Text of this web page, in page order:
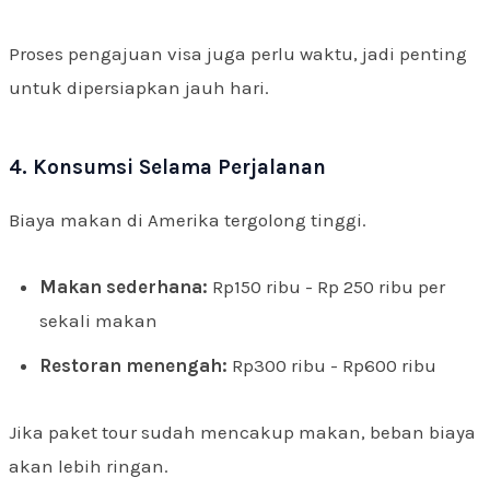
Proses pengajuan visa juga perlu waktu, jadi penting
untuk dipersiapkan jauh hari.
4. Konsumsi Selama Perjalanan
Biaya makan di Amerika tergolong tinggi.
Makan sederhana: Rp150 ribu - Rp 250 ribu per
sekali makan
Restoran menengah: Rp300 ribu - Rp600 ribu
Jika paket tour sudah mencakup makan, beban biaya
akan lebih ringan.